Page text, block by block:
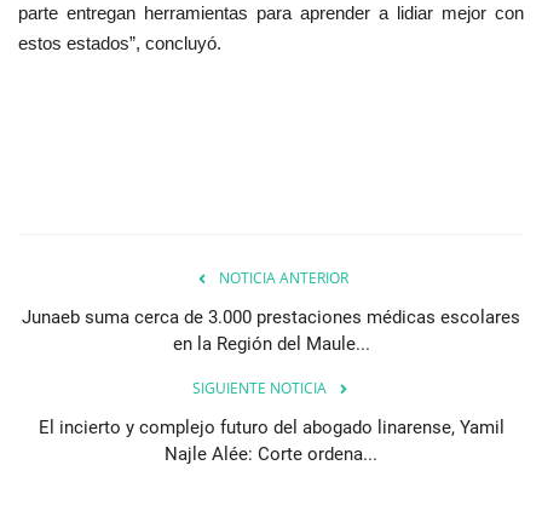
parte entregan herramientas para aprender a lidiar mejor con
estos estados”, concluyó.
NOTICIA ANTERIOR
Junaeb suma cerca de 3.000 prestaciones médicas escolares
en la Región del Maule...
SIGUIENTE NOTICIA
El incierto y complejo futuro del abogado linarense, Yamil
Najle Alée: Corte ordena...